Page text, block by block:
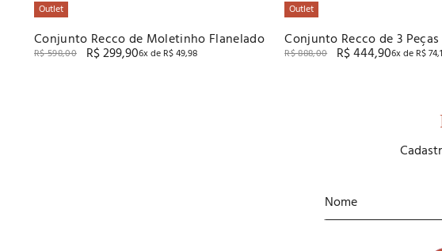
Outlet
Conjunto Recco de Moletinho Flanelado
R$598,00 R$299,906x de R$49,98
Outlet
Conjunto Recco de 3
e Microfibra
R$888,00 R$444,906x de R$74,